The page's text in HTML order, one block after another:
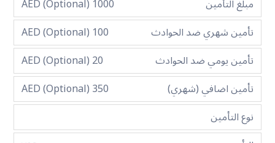
مبلغ التأمين
1000 AED (Optional)
تأمين شهري ضد الحوادث
100 AED (Optional)
تأمين يومي ضد الحوادث
20 AED (Optional)
تأمين اضافي (شهري)
350 AED (Optional)
نوع التأمين